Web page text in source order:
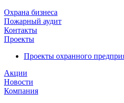
Охрана бизнеса
Пожарный аудит
Контакты
Проекты
Проекты охранного
Акции
Новости
Компания